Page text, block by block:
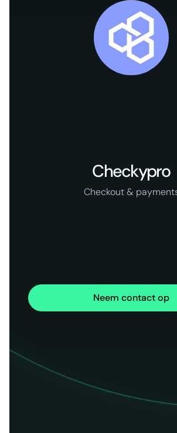
Checkypro
Checkout &
Neem contact op